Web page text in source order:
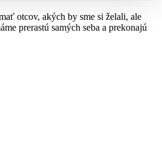
otcov, akých by sme si želali, ale
prerastú samých seba a prekonajú